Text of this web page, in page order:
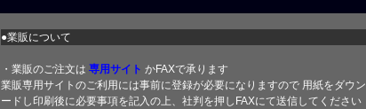
●業販について
・業販のご注文は 専用サイト かFAXで承ります
業販専用サイトのご利用には事前に登録が必要になりますので 用紙をダウ
ードし印刷後に必要事項を記入の上、社判を押しFAXにて送信してください